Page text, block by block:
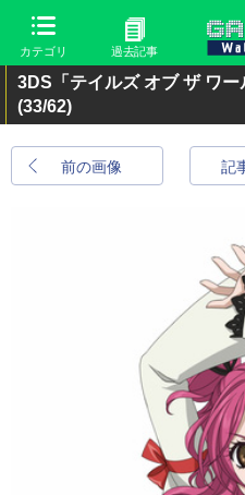
カテゴリ 過去記事
3DS「テイルズ オブ ザ ワー
(33/62)
前の画像 記